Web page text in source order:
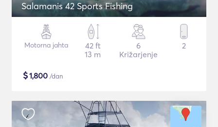
Salamanis 42 Sports Fishing
Motorna jahta
42 ft
13 m
6
Križarjenje
2
$1,800 /dan